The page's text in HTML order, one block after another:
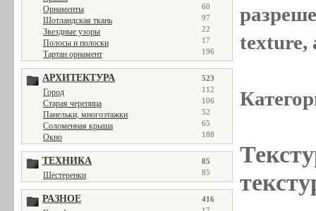
Орнаменты 60
Шотландская ткань 97
Звездные узоры 22
Полосы и полоски 17
Тартан орнамент 196
АРХИТЕКТУРА 523
Город 112
Старая черепица 106
Панельки, многоэтажки 52
Соломенная крыша 65
Окно 188
ТЕХНИКА 85
Шестеренки 85
РАЗНОЕ 416
texture,